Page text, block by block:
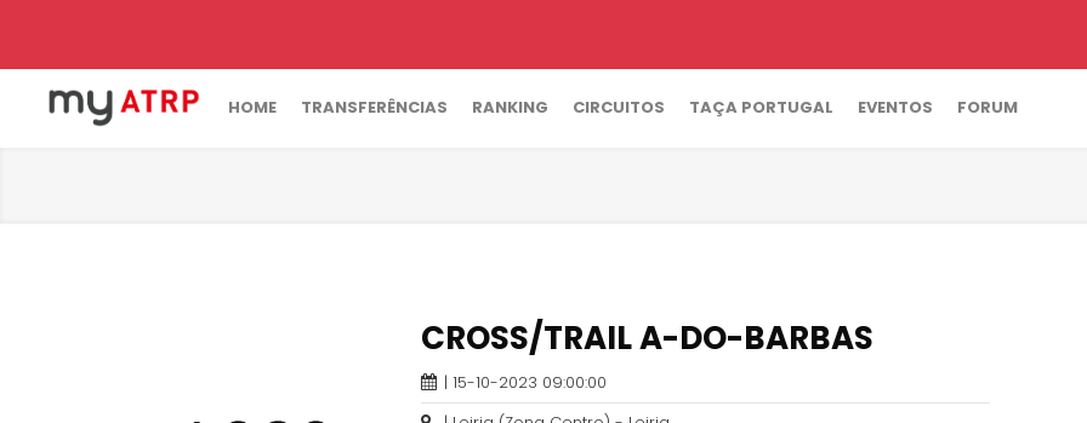
HOME TRANSFERÊNCIAS RANKING CIRCUITOS TAÇA PORTUGAL EVENTOS FORUM
CROSS/TRAIL A-DO-BARBAS
| 15-10-2023 09:00:00